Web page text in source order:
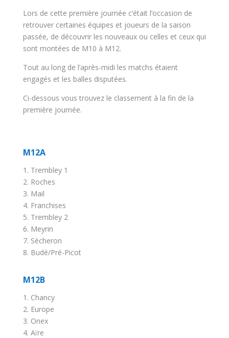
Lors de cette première journée c’était l’occasion de
retrouver certaines équipes et joueurs de la saison
passée, de découvrir les nouveaux ou celles et ceux qui
sont montées de M10 à M12.
Tout au long de l’après-midi les matchs étaient
engagés et les balles disputées.
Ci-dessous vous trouvez le classement à la fin de la
première journée.
M12A
1. Trembley 1
2. Roches
3. Mail
4. Franchises
5. Trembley 2
6. Meyrin
7. Sècheron
8. Budé/Pré-Picot
M12B
1. Chancy
2. Europe
3. Onex
4. Aïre